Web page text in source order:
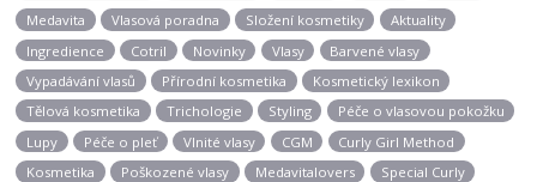
Medavita
Vlasová poradna Složení kosmetiky
Aktuality
Ingredience
Cotril Novinky Vlasy
Barvené vlasy
Vypadávání vlasů
Přírodní kosmetika
Kosmetický lexikon
Tělová kosmetika
Trichologie Styling
Péče o vlasovou pokožku
Lupy
Péče o pleť Vlnité vlasy CGM
Curly Girl Method
Kosmetika
Poškozené vlasy Medavitalovers
Special Curly